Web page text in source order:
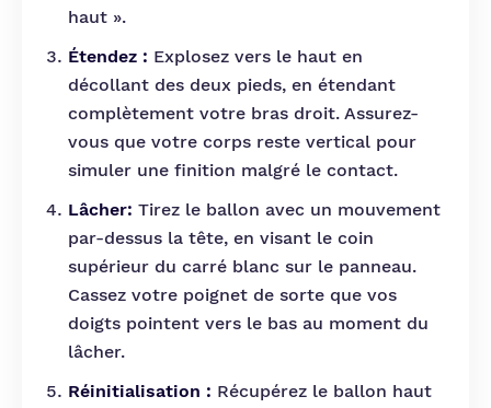
haut ».
Étendez : Explosez vers le haut en
décollant des deux pieds, en étendant
complètement votre bras droit. Assurez-
vous que votre corps reste vertical pour
simuler une finition malgré le contact.
Lâcher: Tirez le ballon avec un mouvement
par-dessus la tête, en visant le coin
supérieur du carré blanc sur le panneau.
Cassez votre poignet de sorte que vos
doigts pointent vers le bas au moment du
lâcher.
Réinitialisation : Récupérez le ballon haut